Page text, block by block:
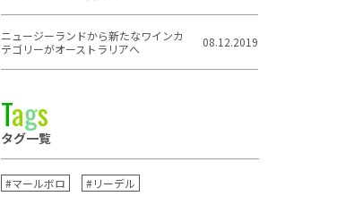
ニュージーランドから新たなワインカ
テゴリーがオーストラリアへ
08.12.2019
Tags
タグ一覧
#マールボロ #リーデル